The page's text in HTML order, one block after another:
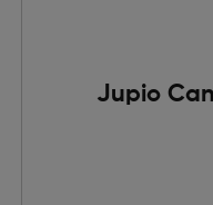
Jupio